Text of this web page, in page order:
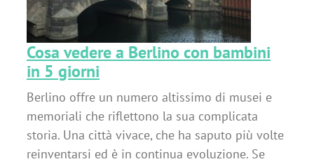
Cosa vedere a Berlino con bambini
in 5 giorni
Berlino offre un numero altissimo di musei e
memoriali che riflettono la sua complicata
storia. Una città vivace, che ha saputo più volte
reinventarsi ed è in continua evoluzione. Se